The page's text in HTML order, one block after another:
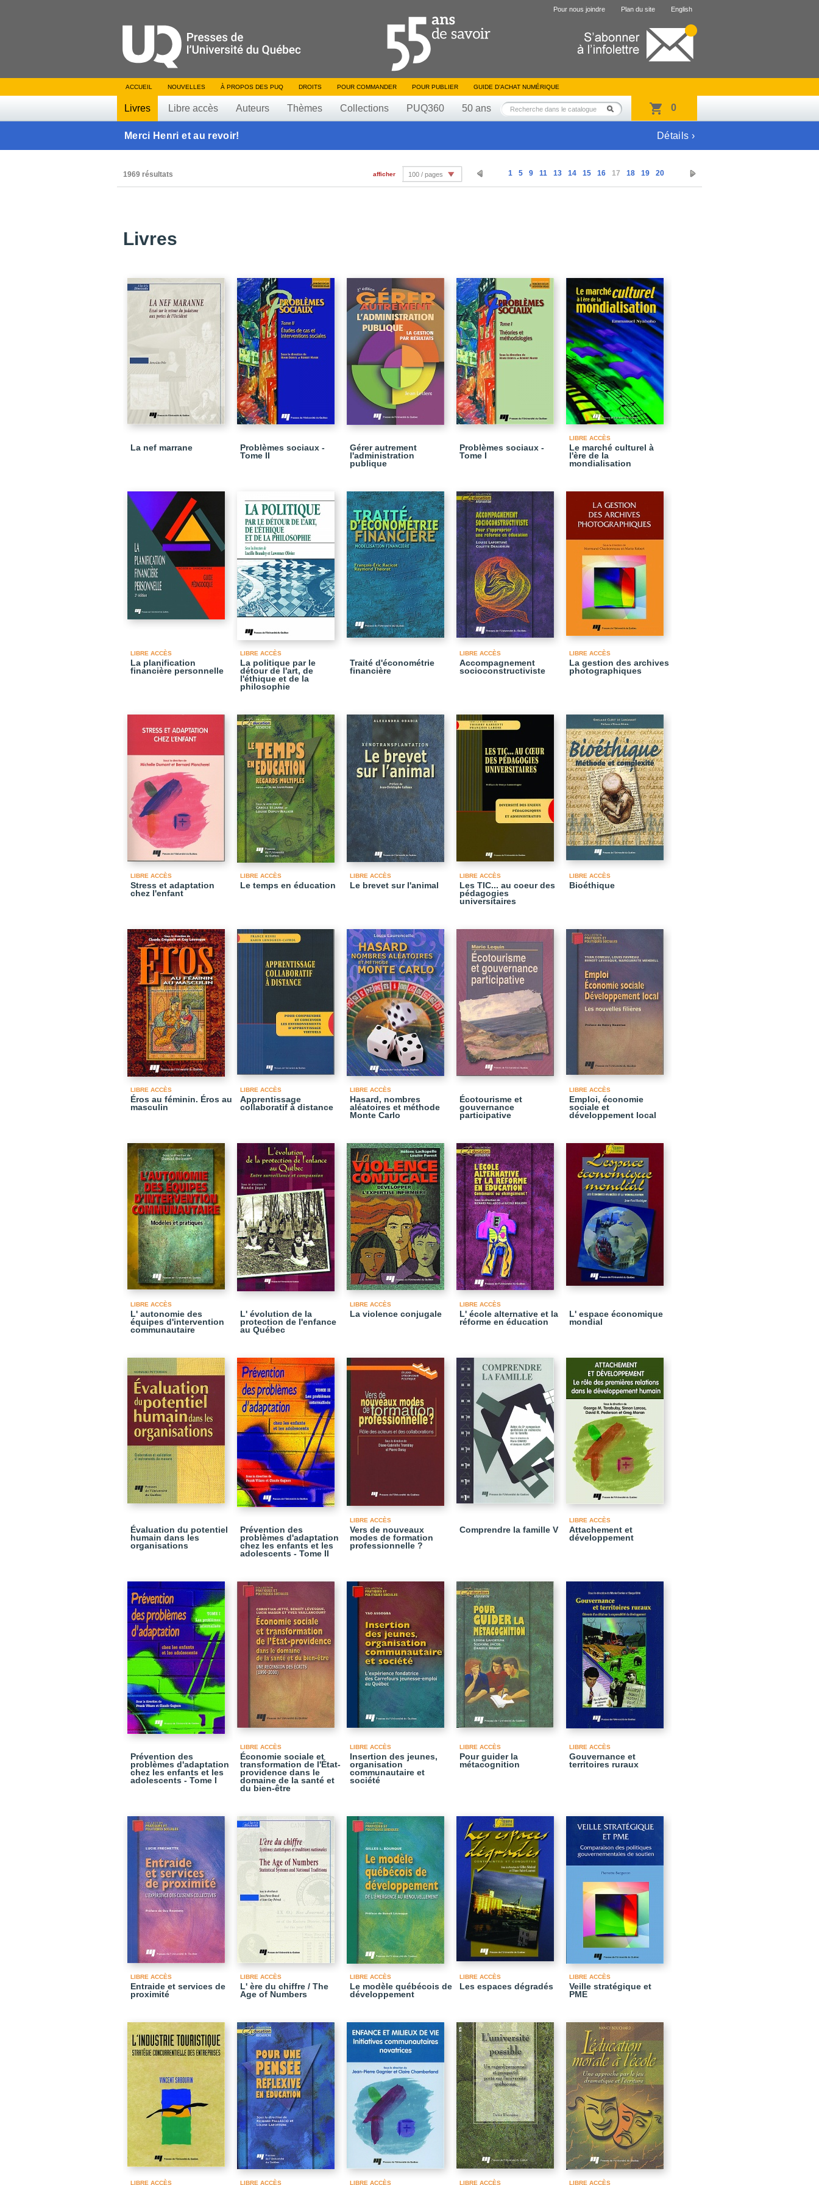
Pour nous joindre Plan du site English
ACCUEIL NOUVELLES À PROPOS DES PUQ DROITS POUR COMMANDER POUR PUBLIER GUIDE D’ACHAT NUMÉRIQUE
Livres Libre accès Auteurs Thèmes Collections PUQ360 50 ans 0
Merci Henri et au revoir! Détails ›
1969 résultats 1 5 9 11 13 14 15 16 17 18 19 20
afficher 100 / pages
Livres
La nef marrane
Problèmes sociaux -
Tome II
Gérer autrement
l'administration
publique
Problèmes sociaux -
Tome I
LIBRE ACCÈS
Le marché culturel à
l'ère de la
mondialisation
LIBRE ACCÈS
La planification
financière personnelle
LIBRE ACCÈS
La politique par le
détour de l'art, de
l'éthique et de la
philosophie
Traité d'économétrie
financière
LIBRE ACCÈS
Accompagnement
socioconstructiviste
LIBRE ACCÈS
La gestion des archives
photographiques
LIBRE ACCÈS
Stress et adaptation
chez l'enfant
LIBRE ACCÈS
Le temps en éducation
LIBRE ACCÈS
Le brevet sur l'animal
LIBRE ACCÈS
Les TIC... au coeur des
pédagogies
universitaires
LIBRE ACCÈS
Bioéthique
LIBRE ACCÈS
Éros au féminin. Éros au
masculin
LIBRE ACCÈS
Apprentissage
collaboratif à distance
LIBRE ACCÈS
Hasard, nombres
aléatoires et méthode
Monte Carlo
Écotourisme et
gouvernance
participative
LIBRE ACCÈS
Emploi, économie
sociale et
développement local
LIBRE ACCÈS
L' autonomie des
équipes d'intervention
communautaire
L' évolution de la
protection de l'enfance
au Québec
LIBRE ACCÈS
La violence conjugale
LIBRE ACCÈS
L' école alternative et la
réforme en éducation
L' espace économique
mondial
Évaluation du potentiel
humain dans les
organisations
Prévention des
problèmes d'adaptation
chez les enfants et les
adolescents - Tome II
LIBRE ACCÈS
Vers de nouveaux
modes de formation
professionnelle ?
Comprendre la famille V
LIBRE ACCÈS
Attachement et
développement
Prévention des
problèmes d'adaptation
chez les enfants et les
adolescents - Tome I
LIBRE ACCÈS
Économie sociale et
transformation de l'État-
providence dans le
domaine de la santé et
du bien-être
LIBRE ACCÈS
Insertion des jeunes,
organisation
communautaire et
société
LIBRE ACCÈS
Pour guider la
métacognition
LIBRE ACCÈS
Gouvernance et
territoires ruraux
LIBRE ACCÈS
Entraide et services de
proximité
LIBRE ACCÈS
L' ère du chiffre / The
Age of Numbers
LIBRE ACCÈS
Le modèle québécois de
développement
LIBRE ACCÈS
Les espaces dégradés
LIBRE ACCÈS
Veille stratégique et
PME
LIBRE ACCÈS LIBRE ACCÈS LIBRE ACCÈS LIBRE ACCÈS LIBRE ACCÈS